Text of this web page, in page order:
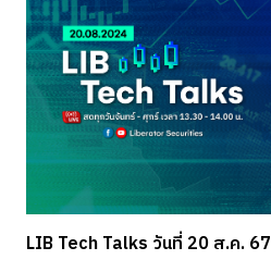
LIB Tech Talks วันที่ 20 ส.ค. 67